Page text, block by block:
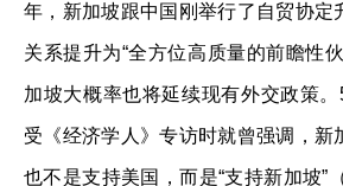
年，新加坡跟中国刚举行了自贸协定
关系提升为“全方位高质量的前瞻性
加坡大概率也将延续现有外交政策
受《经济学人》专访时就曾强调，新
也不是支持美国，而是“支持新加坡”